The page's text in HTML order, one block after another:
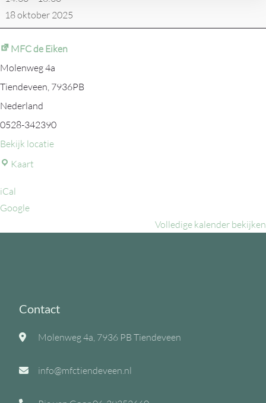
18 oktober 2025
MFC de Eiken
Molenweg 4a
Tiendeveen, 7936PB
Nederland
0528-342390
Bekijk locatie
Kaart
iCal
Google
Volledige kalender bekijken
Contact
Molenweg 4a, 7936 PB Tiendeveen
info@mfctiendeveen.nl